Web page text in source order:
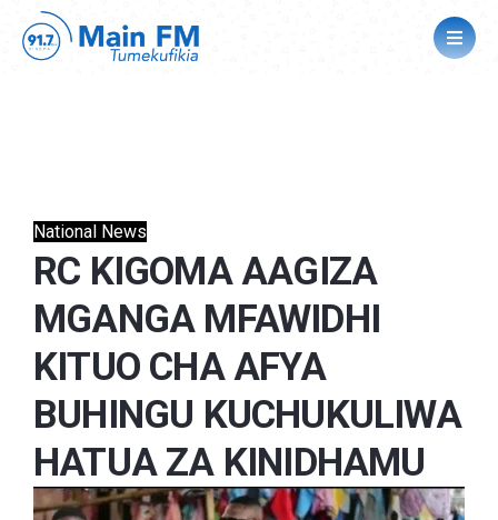
National News
RC KIGOMA AAGIZA
MGANGA MFAWIDHI
KITUO CHA AFYA
BUHINGU KUCHUKULIWA
HATUA ZA KINIDHAMU